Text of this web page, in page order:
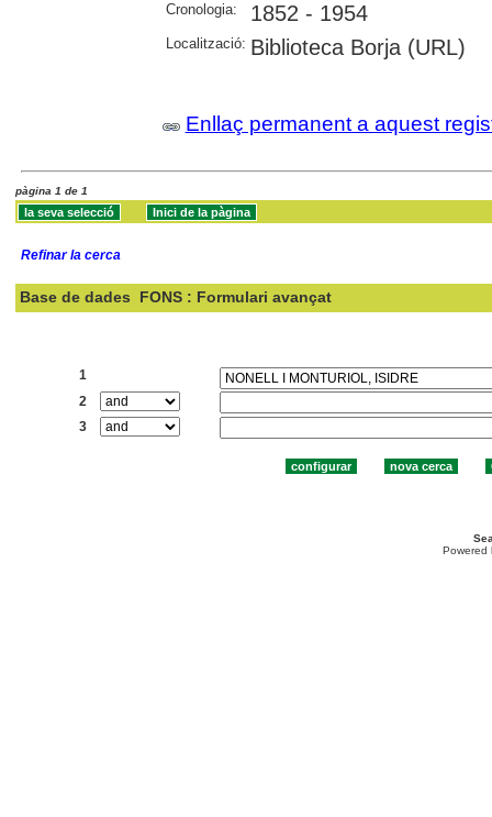
Cronologia: 1852 - 1954
Localització: Biblioteca Borja (URL)
Enllaç permanent a aquest
pàgina 1 de 1
Refinar la cerca
Base de dades FONS : Formulari avançat
1
2
3
Powered